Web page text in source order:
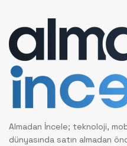
Almadan İncele; teknoloji,
dünyasında satın almadan